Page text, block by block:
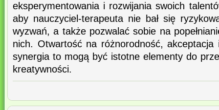
eksperymentowania i rozwijania swoich
aby nauczyciel-terapeuta nie bał się
wyzwań, a także pozwalać sobie na
nich. Otwartość na różnorodność,
synergia to mogą być istotne elementy do
kreatywności.